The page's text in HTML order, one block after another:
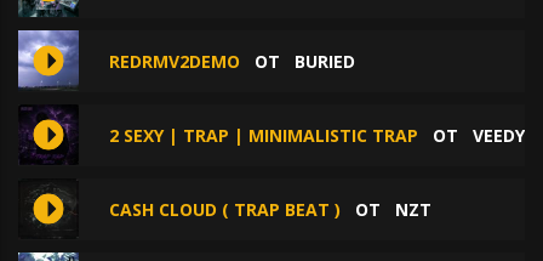
REDRMV2DEMO ОТ BURIED
2 SEXY | TRAP | MINIMALISTIC TRAP ОТ VEEDY
CASH CLOUD ( TRAP BEAT ) ОТ NZT